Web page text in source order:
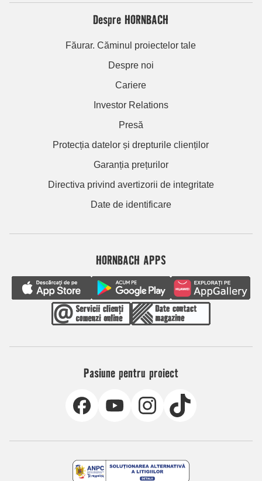
Despre HORNBACH
Făurar. Căminul proiectelor tale
Despre noi
Cariere
Investor Relations
Presă
Protecția datelor și drepturile clienților
Garanția prețurilor
Directiva privind avertizorii de integritate
Date de identificare
HORNBACH APPS
Pasiune pentru proiect